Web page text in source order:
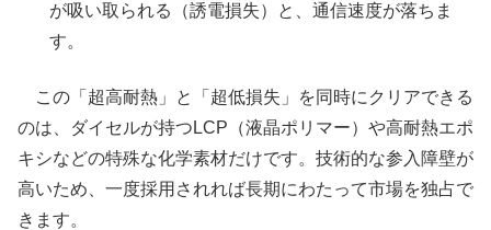
が吸い取られる（誘電損失）と、通信速度が落ちま
す。
この「超高耐熱」と「超低損失」を同時にクリアできる
のは、ダイセルが持つLCP（液晶ポリマー）や高耐熱エポ
キシなどの特殊な化学素材だけです。技術的な参入障壁が
高いため、一度採用されれば長期にわたって市場を独占で
きます。